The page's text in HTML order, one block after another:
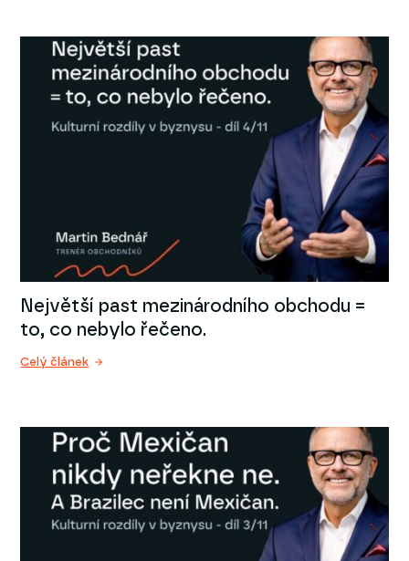
Největší past mezinárodního obchodu =
to, co nebylo řečeno.
Celý článek